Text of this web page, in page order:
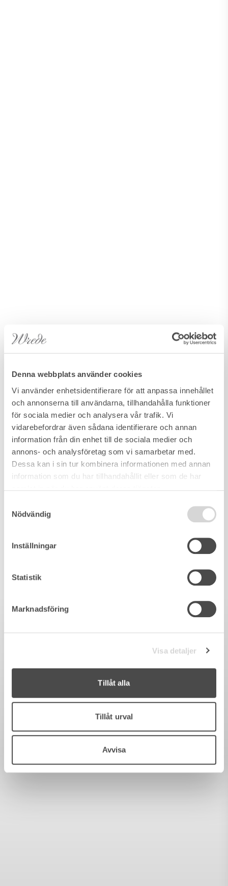
Denna webbplats använder cookies
Vi använder enhetsidentifierare för att anpassa innehållet
och annonserna till användarna, tillhandahålla funktioner
för sociala medier och analysera vår trafik. Vi
vidarebefordrar även sådana identifierare och annan
information från din enhet till de sociala medier och
annons- och analysföretag som vi samarbetar med.
Dessa kan i sin tur kombinera informationen med annan
information som du har tillhandahållit eller som de har
Nödvändig
Inställningar
Statistik
Marknadsföring
Visa detaljer
Tillåt alla
Tillåt urval
Avvisa